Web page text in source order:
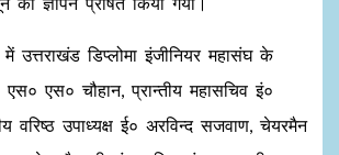
उत्तराखंड डिप्लोमा इंजीनियर महासंघ के
एस० एस० चौहान, प्रान्तीय महासचिव इं०
वरिष्ठ उपाध्यक्ष ई० अरविन्द सजवाण, चेयरमैन